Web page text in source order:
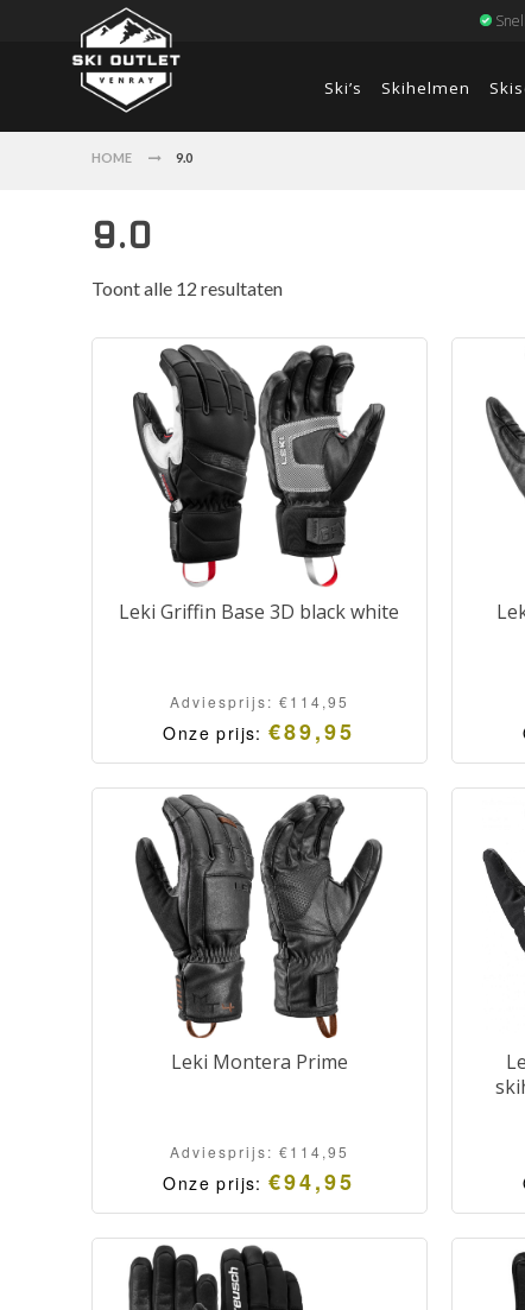
Ski’s Skihelmen
HOME 9.0
9.0
Toont alle 12 resultaten
Leki Griffin Base 3D black white
Adviesprijs: €114,95
Onze prijs:€89,95
Leki Montera Prime
Adviesprijs: €114,95
Onze prijs:€94,95